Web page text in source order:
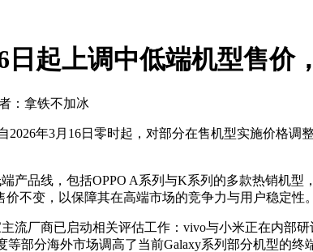
日起上调中低端机型售价
：拿铁不加冰
2026年3月16日零时起，对部分在售机型实施价格
产品线，包括OPPO A系列与K系列的多款热销机型
不变，以保障其在高端市场的竞争力与用户稳定性。
流厂商已启动相关评估工作：vivo与小米正在内部
部分海外市场调高了当前Galaxy系列部分机型的终